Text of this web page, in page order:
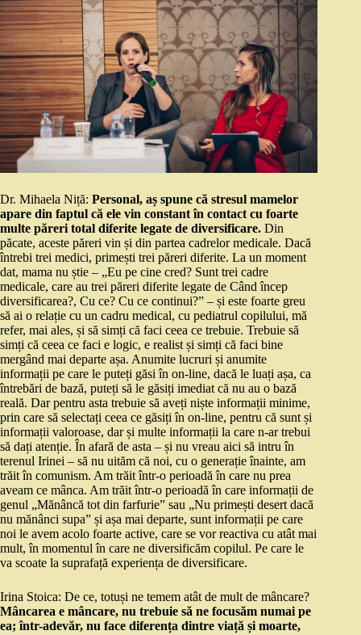
Dr. Mihaela Niță: Personal, aș spune că stresul mamelor
apare din faptul că ele vin constant în contact cu foarte
multe păreri total diferite legate de diversificare. Din
păcate, aceste păreri vin și din partea cadrelor medicale. Dacă
întrebi trei medici, primești trei păreri diferite. La un moment
dat, mama nu știe – „Eu pe cine cred? Sunt trei cadre
medicale, care au trei păreri diferite legate de Când încep
diversificarea?, Cu ce? Cu ce continui?” – și este foarte greu
să ai o relație cu un cadru medical, cu pediatrul copilului, mă
refer, mai ales, și să simți că faci ceea ce trebuie. Trebuie să
simți că ceea ce faci e logic, e realist și simți că faci bine
mergând mai departe așa. Anumite lucruri și anumite
informații pe care le puteți găsi în on-line, dacă le luați așa, ca
întrebări de bază, puteți să le găsiți imediat că nu au o bază
reală. Dar pentru asta trebuie să aveți niște informații minime,
prin care să selectați ceea ce găsiți în on-line, pentru că sunt și
informații valoroase, dar și multe informații la care n-ar trebui
să dați atenție. În afară de asta – și nu vreau aici să intru în
terenul Irinei – să nu uităm că noi, cu o generație înainte, am
trăit în comunism. Am trăit într-o perioadă în care nu prea
aveam ce mânca. Am trăit într-o perioadă în care informații de
genul „Mănâncă tot din farfurie” sau „Nu primești desert dacă
nu mănânci supa” și așa mai departe, sunt informații pe care
noi le avem acolo foarte active, care se vor reactiva cu atât mai
mult, în momentul în care ne diversificăm copilul. Pe care le
va scoate la suprafață experiența de diversificare.
Irina Stoica: De ce, totuși ne temem atât de mult de mâncare?
Mâncarea e mâncare, nu trebuie să ne focusăm numai pe
ea; într-adevăr, nu face diferența dintre viață și moarte,